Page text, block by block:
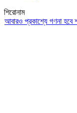
শিরোনাম
প্রকাশ্যে গণনা হবে